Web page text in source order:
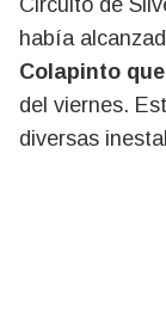
Circuito de
había
Colapinto
del viernes.
diversas